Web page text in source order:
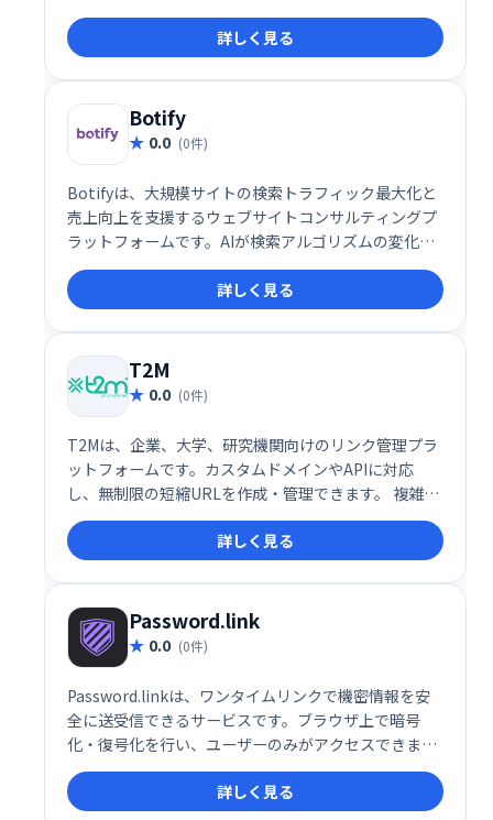
ーガニック検索結果の改善を目指せます。エンドツー
エンドでSEOをサポートし、より良い検索順位獲得を
支援します。
詳しく見る
Botify
0.0 (0件)
Botifyは、大規模サイトの検索トラフィック最大化と
売上向上を支援するウェブサイトコンサルティングプ
ラットフォームです。AIが検索アルゴリズムの変化に
対応した施策を提案し、優先順位の高いアクションに
集中できます。多くのコンテンツや日々生成されるペ
ージを持つサイト、移行を控えるサイトに最適です。
SEO担当者、技術者、経営者の生産性向上に貢献しま
す。
詳しく見る
T2M
0.0 (0件)
T2Mは、企業、大学、研究機関向けのリンク管理プラ
ットフォームです。カスタムドメインやAPIに対応
し、無制限の短縮URLを作成・管理できます。 複雑な
リンクを短く、ブランドに合わせたURLに変更するこ
とで、アクセス向上やデータ分析の効率化を実現しま
す。
詳しく見る
Password.link
0.0 (0件)
Password.linkは、ワンタイムリンクで機密情報を安
全に送受信できるサービスです。ブラウザ上で暗号
化・復号化を行い、ユーザーのみがアクセスできま
す。通知機能やチーム連携にも対応し、高いセキュリ
ティで世界中のITチームから信頼されています。
詳しく見る